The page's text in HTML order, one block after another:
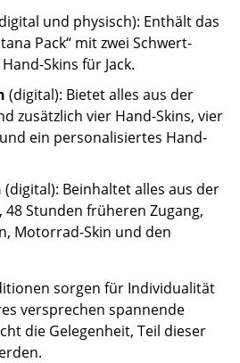
und physisch): Enthält das
Pack“ mit zwei Schwert-
Skins für Jack.
(digital): Bietet alles aus der
zusätzlich vier Hand-Skins, vier
ein personalisiertes Hand-
(digital): Beinhaltet alles aus der
48 Stunden früheren Zugang,
Motorrad-Skin und den
sorgen für Individualität
versprechen spannende
die Gelegenheit, Teil dieser